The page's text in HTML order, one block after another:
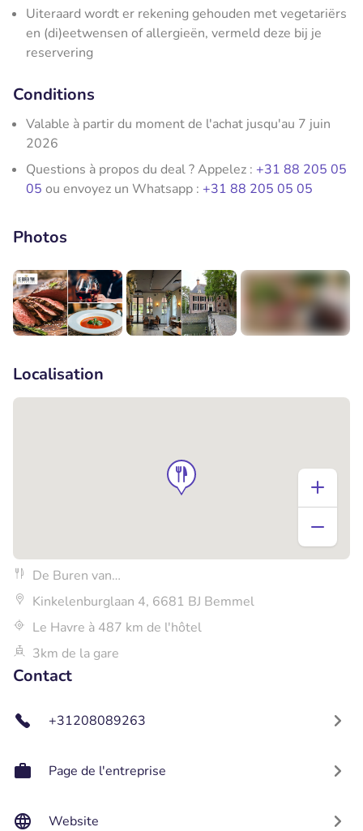
Uiteraard wordt er rekening gehouden met vegetariërs
en (di)eetwensen of allergieën, vermeld deze bij je
reservering
Conditions
Valable à partir du moment de l'achat jusqu'au 7 juin
2026
Questions à propos du deal ? Appelez : +31 88 205 05
05 ou envoyez un Whatsapp : +31 88 205 05 05
Photos
Localisation
De Buren van…
Kinkelenburglaan 4, 6681 BJ Bemmel
Le Havre à 487 km de l'hôtel
3km de la gare
Contact
+31208089263
Page de l'entreprise
Website